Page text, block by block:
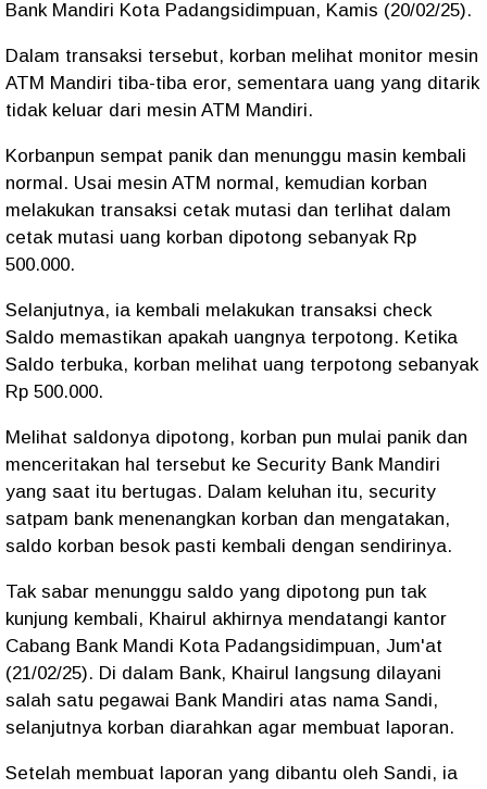
Bank Mandiri Kota Padangsidimpuan, Kamis (20/02/25).
Dalam transaksi tersebut, korban melihat monitor mesin
ATM Mandiri tiba-tiba eror, sementara uang yang ditarik
tidak keluar dari mesin ATM Mandiri.
Korbanpun sempat panik dan menunggu masin kembali
normal. Usai mesin ATM normal, kemudian korban
melakukan transaksi cetak mutasi dan terlihat dalam
cetak mutasi uang korban dipotong sebanyak Rp
500.000.
Selanjutnya, ia kembali melakukan transaksi check
Saldo memastikan apakah uangnya terpotong. Ketika
Saldo terbuka, korban melihat uang terpotong sebanyak
Rp 500.000.
Melihat saldonya dipotong, korban pun mulai panik dan
menceritakan hal tersebut ke Security Bank Mandiri
yang saat itu bertugas. Dalam keluhan itu, security
satpam bank menenangkan korban dan mengatakan,
saldo korban besok pasti kembali dengan sendirinya.
Tak sabar menunggu saldo yang dipotong pun tak
kunjung kembali, Khairul akhirnya mendatangi kantor
Cabang Bank Mandi Kota Padangsidimpuan, Jum'at
(21/02/25). Di dalam Bank, Khairul langsung dilayani
salah satu pegawai Bank Mandiri atas nama Sandi,
selanjutnya korban diarahkan agar membuat laporan.
Setelah membuat laporan yang dibantu oleh Sandi, ia